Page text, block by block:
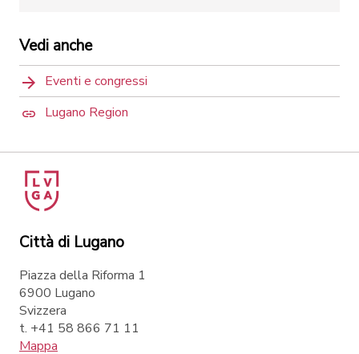
Vedi anche
Eventi e congressi
Lugano Region
Città di Lugano
Piazza della Riforma 1
6900 Lugano
Svizzera
t. +41 58 866 71 11
Mappa